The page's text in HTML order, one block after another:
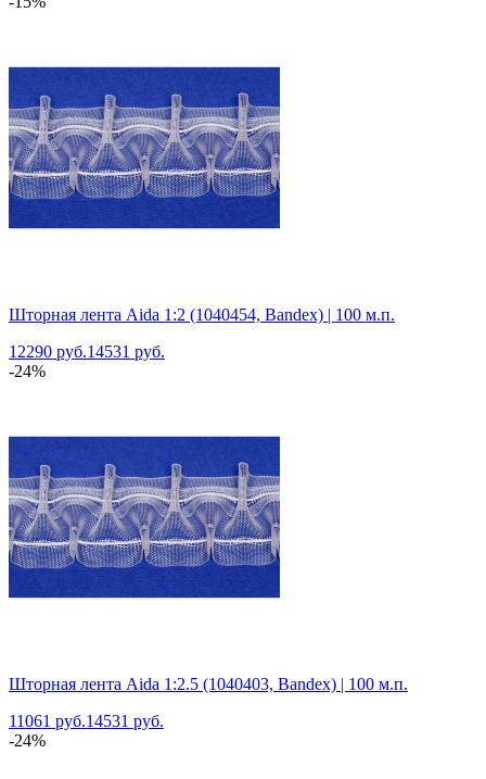
Шторная лента Aida 1:2 (1040454, Bandex) | 100 м.п.
12290 руб.14531 руб.
-24%
Шторная лента Aida 1:2.5 (1040403, Bandex) | 100 м.п.
11061 руб.14531 руб.
-24%